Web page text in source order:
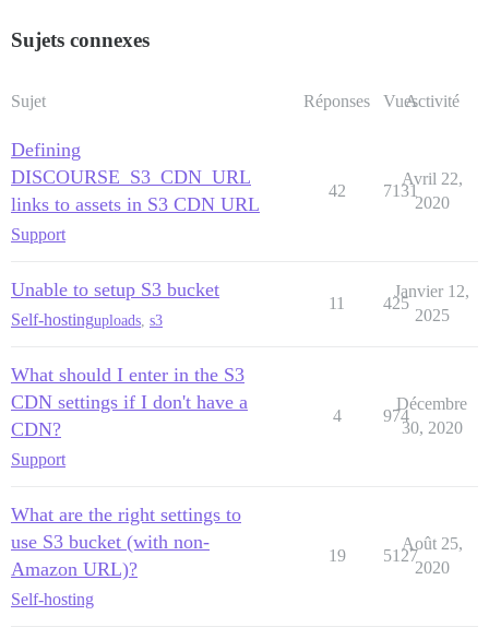
Sujets connexes
Sujet Réponses VuesActivité
Defining
DISCOURSE_S3_CDN_URL
links to assets in S3 CDN URL
Support
42 7131
Avril 22,
2020
Unable to setup S3 bucket
Self-hostinguploads s3
11 425
Janvier 12,
2025
What should I enter in the S3
CDN settings if I don't have a
CDN?
Support
4 974
Décembre
30, 2020
What are the right settings to
use S3 bucket (with non-
Amazon URL)?
Self-hosting
19 5127
Août 25,
2020